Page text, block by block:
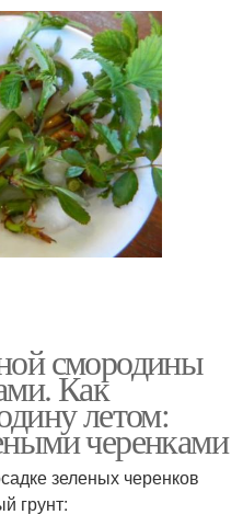
смородины
Как
летом:
черенками
зеленых черенков
грунт: